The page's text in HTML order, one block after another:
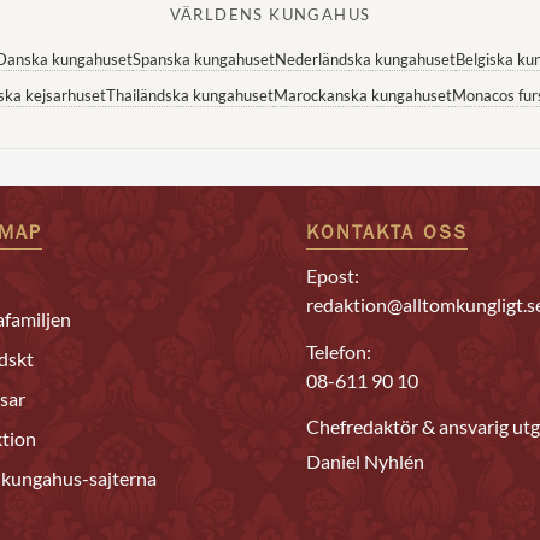
VÄRLDENS KUNGAHUS
kungahusetSpanska kungahusetNederländska kungahusetBelgiska
kejsarhusetThailändska kungahusetMarockanska kungahusetMonacos
sajterna
KONTAKTA OSS
Epost:
Telefon:
08-611 90 10
Chefredaktör & ansvarig
Daniel Nyhlén